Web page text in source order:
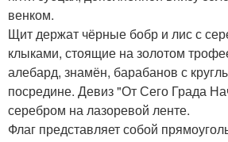
венком.
Щит держат чёрные бобр и лис с
клыками, стоящие на золотом
алебард, знамён, барабанов с
посредине. Девиз "От Сего Града
серебром на лазоревой ленте.
Флаг представляет собой